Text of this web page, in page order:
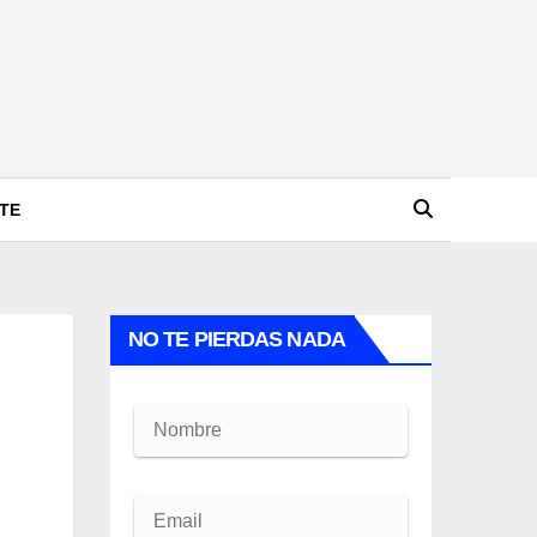
NO TE PIERDAS NADA